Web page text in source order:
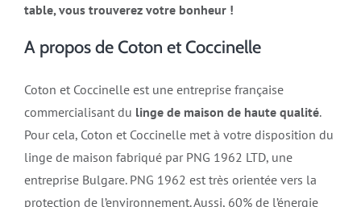
table, vous trouverez votre bonheur !
A propos de Coton et Coccinelle
Coton et Coccinelle est une entreprise française
commercialisant du linge de maison de haute qualité.
Pour cela, Coton et Coccinelle met à votre disposition du
linge de maison fabriqué par PNG 1962 LTD, une
entreprise Bulgare. PNG 1962 est très orientée vers la
protection de l’environnement. Aussi, 60% de l’énergie